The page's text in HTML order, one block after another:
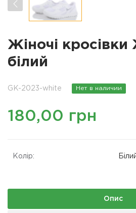
Жіночі
білий
GK-2023-white Нет в наличии
180,00 грн
Колір: Білий
Опис